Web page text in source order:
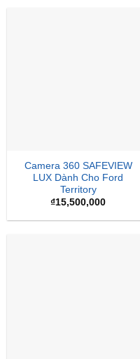
Camera 360 SAFEVIEW
LUX Dành Cho Ford
Territory
₫15,500,000